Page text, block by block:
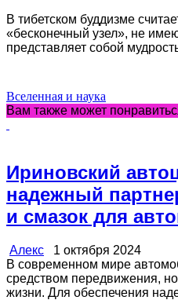
В тибетском буддизме
«бесконечный узел», не
представляет собой
Вселенная и наука
Вам также может
Ириновский
надежный
и смазок для
Алекс 1 октября 2024
В современном мире
средством передвижения,
жизни. Для обеспечения